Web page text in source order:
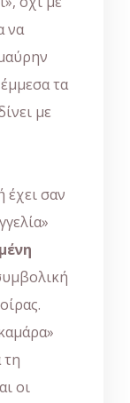
να
τα
με
έχει σαν
τη
οι